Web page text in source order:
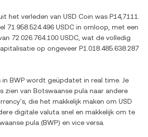
het verleden van USD Coin was P14,7111
71.958.524.496 USDC in omloop, met een
72.026.764.100 USDC , wat de volledig
op ongeveer P1.018.485.638.287
in BWP wordt geüpdatet in real time. Je
zien van Botswaanse pula naar andere
die het makkelijk maken om USD
digitale valuta snel en makkelijk om te
pula (BWP) en vice versa.